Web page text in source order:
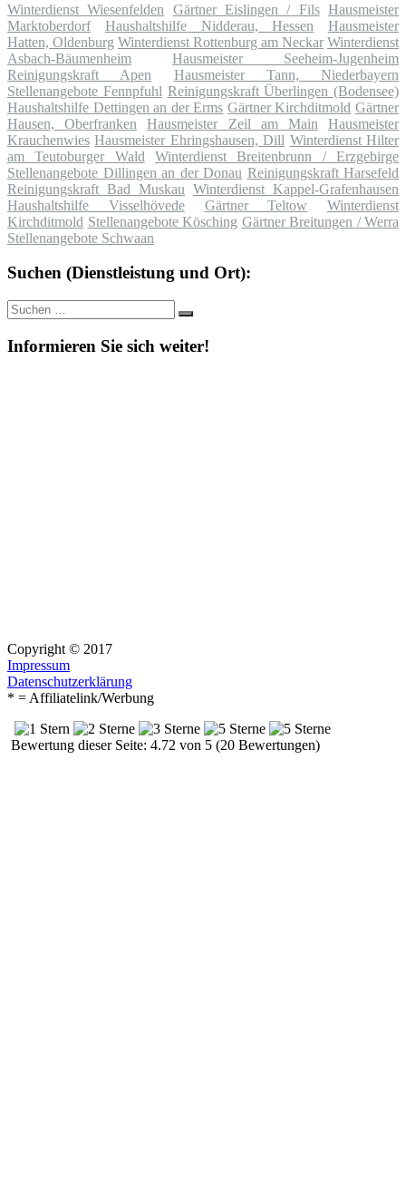
Winterdienst Wiesenfelden Gärtner Eislingen / Fils Hausmeister
Marktoberdorf
Haushaltshilfe Nidderau, Hessen
Hausmeister
Hatten, Oldenburg Winterdienst Rottenburg am Neckar Winterdienst
Asbach-Bäumenheim
Hausmeister Seeheim-Jugenheim
Reinigungskraft Apen
Hausmeister Tann, Niederbayern
Stellenangebote Fennpfuhl Reinigungskraft Überlingen (Bodensee)
Haushaltshilfe Dettingen an der Erms Gärtner Kirchditmold Gärtner
Hausen, Oberfranken
Hausmeister Zeil am Main
Hausmeister
Krauchenwies Hausmeister Ehringshausen, Dill Winterdienst Hilter
am Teutoburger Wald
Winterdienst Breitenbrunn / Erzgebirge
Stellenangebote Dillingen an der Donau Reinigungskraft Harsefeld
Reinigungskraft Bad Muskau Winterdienst Kappel-Grafenhausen
Haushaltshilfe Visselhövede
Gärtner Teltow
Winterdienst
Kirchditmold Stellenangebote Kösching Gärtner Breitungen / Werra
Stellenangebote Schwaan
Suchen (Dienstleistung und Ort):
Suche
nach:
Suchen
Informieren Sie sich weiter!
Copyright © 2017
Impressum
Datenschutzerklärung
* = Affiliatelink/Werbung
Bewertung dieser Seite: 4.72 von 5 (20 Bewertungen)